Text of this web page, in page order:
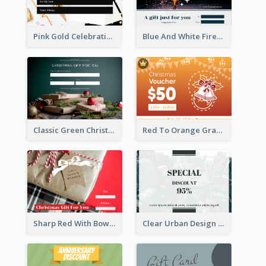
Pink Gold Celebration Photo New Year Gift Card Blue And White Fireworks New Year Gift Card
Classic Green Christmas Voucher Gift Card Red To Orange Gradient Christmas Gift Card
Sharp Red With Bow Christmas Gift Card Clear Urban Design Gift Card